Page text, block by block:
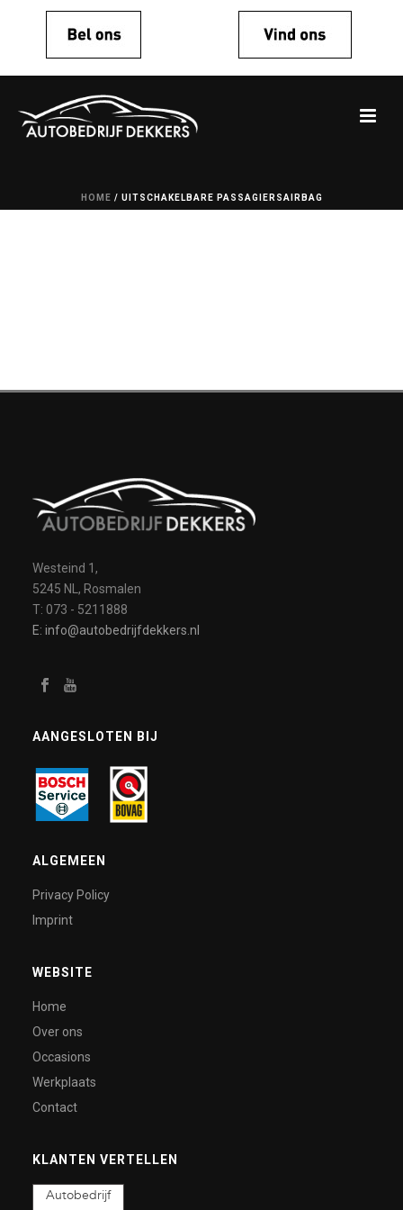
HOME / UITSCHAKELBARE PASSAGIERSAIRBAG
Westeind 1,
5245 NL, Rosmalen
T: 073 - 5211888
E: info@autobedrijfdekkers.nl
AANGESLOTEN BIJ
ALGEMEEN
Privacy Policy
Imprint
WEBSITE
Home
Over ons
Occasions
Werkplaats
Contact
KLANTEN VERTELLEN
Autobedrijf